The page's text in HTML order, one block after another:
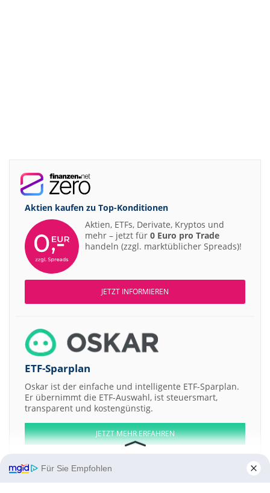
Aktien kaufen zu Top-Konditionen
Aktien, ETFs, Derivate, Kryptos und
mehr – jetzt für 0 Euro pro Trade
handeln (zzgl. marktüblicher Spreads)!
JETZT INFORMIEREN
ETF-Sparplan
Oskar ist der einfache und intelligente ETF-Sparplan.
Er übernimmt die ETF-Auswahl, ist steuersmart,
transparent und kostengünstig.
JETZT MEHR ERFAHREN
Für Sie Empfohlen